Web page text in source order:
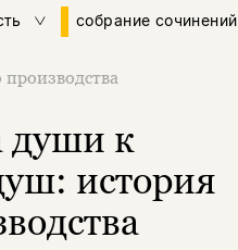
собрание сочинений
души к
история